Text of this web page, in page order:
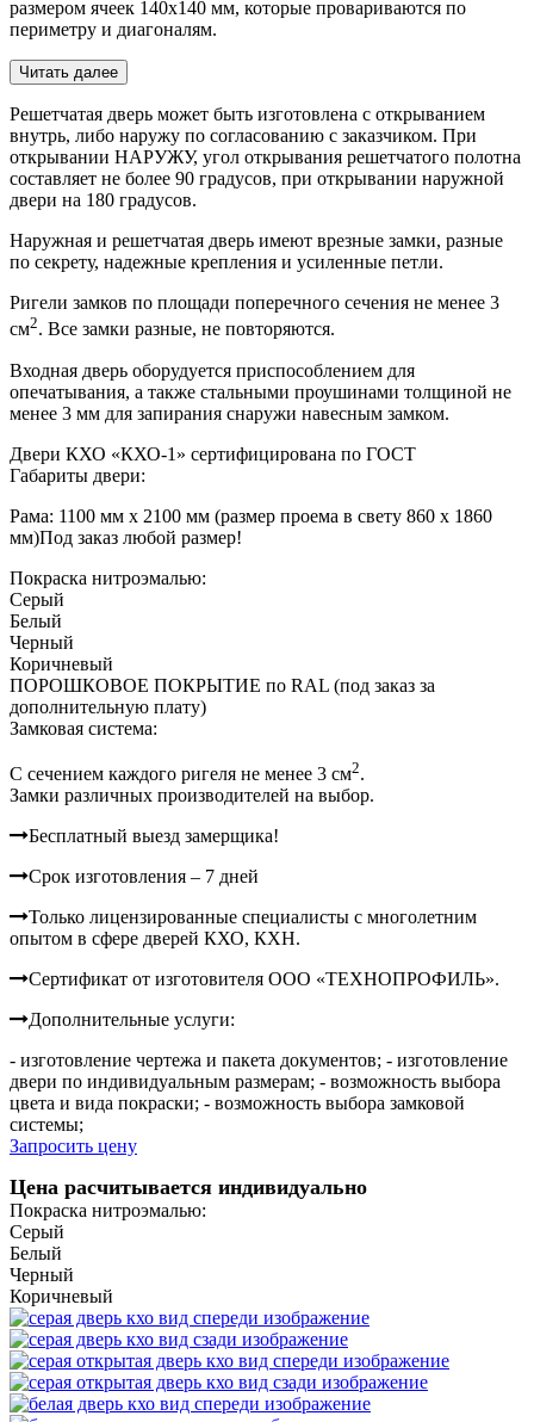
размером ячеек 140х140 мм, которые провариваются по
периметру и диагоналям.
Читать далее
Решетчатая дверь может быть изготовлена с открыванием
внутрь, либо наружу по согласованию с заказчиком. При
открывании НАРУЖУ, угол открывания решетчатого полотна
составляет не более 90 градусов, при открывании наружной
двери на 180 градусов.
Наружная и решетчатая дверь имеют врезные замки, разные
по секрету, надежные крепления и усиленные петли.
Ригели замков по площади поперечного сечения не менее 3
см2. Все замки разные, не повторяются.
Входная дверь оборудуется приспособлением для
опечатывания, а также стальными проушинами толщиной не
менее 3 мм для запирания снаружи навесным замком.
Двери КХО «КХО-1» сертифицирована по ГОСТ
Габариты двери:
Рама: 1100 мм х 2100 мм (размер проема в свету 860 х 1860
мм)Под заказ любой размер!
Покраска нитроэмалью:
Серый
Белый
Черный
Коричневый
ПОРОШКОВОЕ ПОКРЫТИЕ по RAL (под заказ за
дополнительную плату)
Замковая система:
C сечением каждого ригеля не менее 3 см2.
Замки различных производителей на выбор.
Бесплатный выезд замерщика!
Срок изготовления – 7 дней
Только лицензированные специалисты с многолетним
опытом в сфере дверей КХО, КХН.
Сертификат от изготовителя ООО «ТЕХНОПРОФИЛЬ».
Дополнительные услуги:
- изготовление чертежа и пакета документов; - изготовление
двери по индивидуальным размерам; - возможность выбора
цвета и вида покраски; - возможность выбора замковой
системы;
Запросить цену
Цена расчитывается индивидуально
Покраска нитроэмалью:
Серый
Белый
Черный
Коричневый